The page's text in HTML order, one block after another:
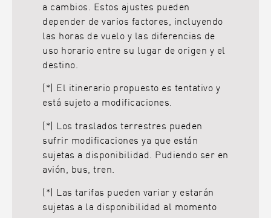
a cambios. Estos ajustes pueden
depender de varios factores, incluyendo
las horas de vuelo y las diferencias de
uso horario entre su lugar de origen y el
destino.
(*) El itinerario propuesto es tentativo y
está sujeto a modificaciones.
(*) Los traslados terrestres pueden
sufrir modificaciones ya que están
sujetas a disponibilidad. Pudiendo ser en
avión, bus, tren.
(*) Las tarifas pueden variar y estarán
sujetas a la disponibilidad al momento